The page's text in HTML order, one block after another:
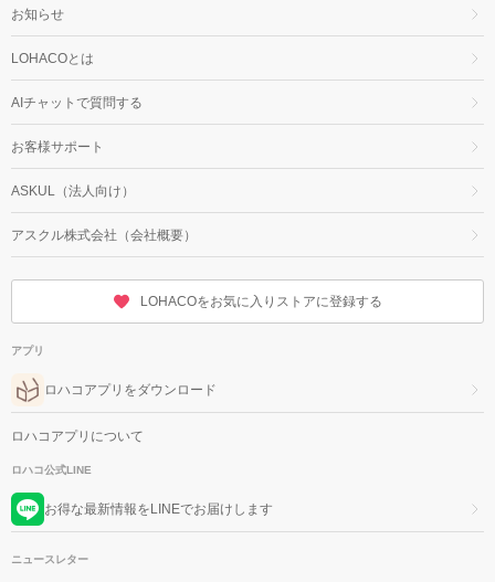
お知らせ
LOHACOとは
AIチャットで質問する
お客様サポート
ASKUL（法人向け）
アスクル株式会社（会社概要）
LOHACOをお気に入りストアに登録する
アプリ
ロハコアプリをダウンロード
ロハコアプリについて
ロハコ公式LINE
お得な最新情報をLINEでお届けします
ニュースレター